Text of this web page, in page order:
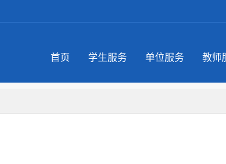
首页 学生服务 单位服务 教师